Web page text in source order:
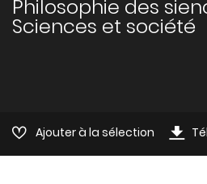
Philosophie des
Sciences et société
Ajouter à la sélection